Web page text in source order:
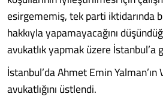
esirgememiş, tek parti iktidarında
hakkıyla yapamayacağını
avukatlık yapmak üzere İstanbul’a
İstanbul’da Ahmet Emin
avukatlığını üstlendi.